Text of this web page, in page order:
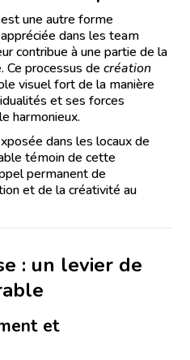
est une autre forme
dans les team
contribue à une partie de la
Ce processus decréation
visuel fort de la manière
et ses forces
harmonieux.
dans les locaux de
témoin de cette
permanent de
et de la créativité au
: un levier de
et